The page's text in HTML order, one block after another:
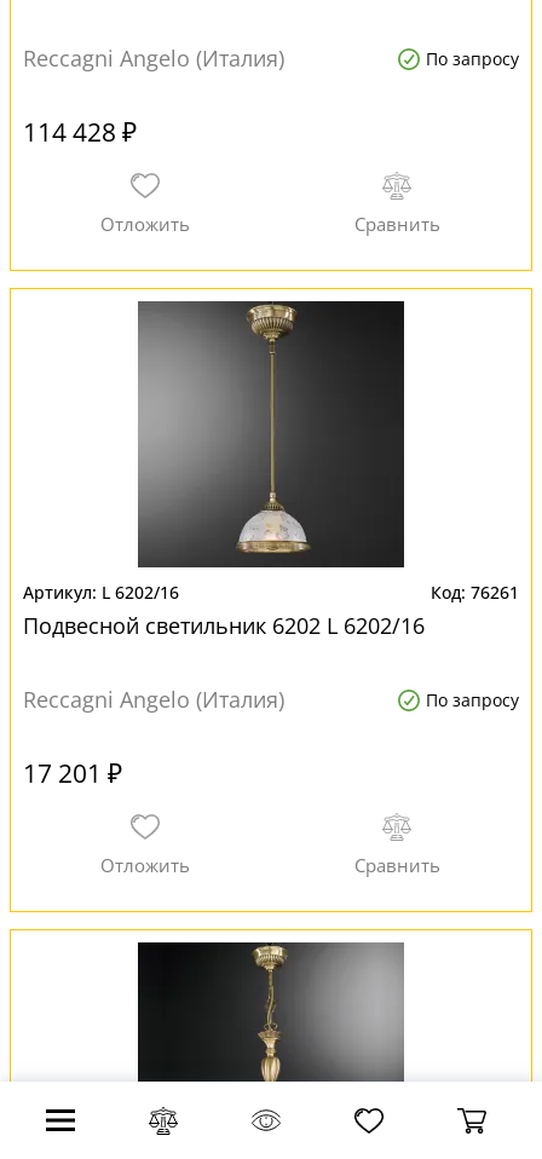
Reccagni Angelo (Италия) По запросу
114 428 ₽
L 6202/16 76261
Подвесной светильник 6202 L 6202/16
Reccagni Angelo (Италия) По запросу
17 201 ₽